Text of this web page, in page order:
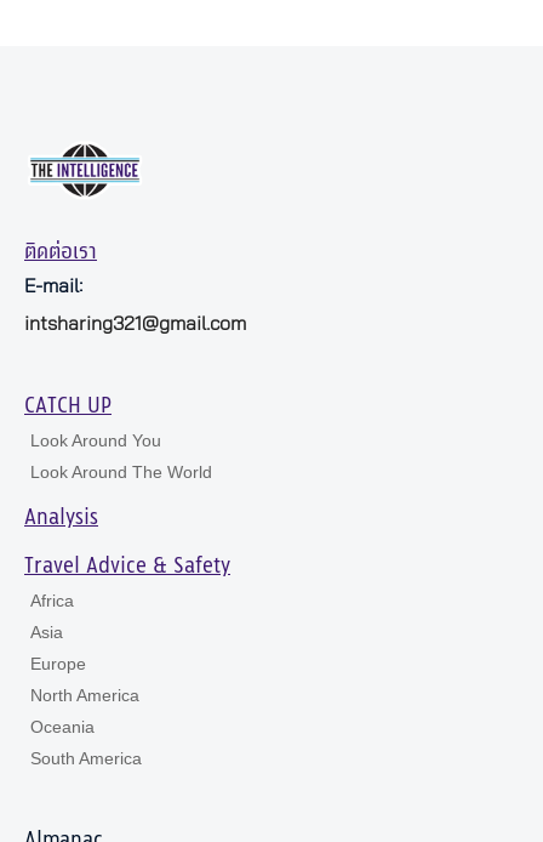
ติดต่อเรา
E-mail:
intsharing321@gmail.com
CATCH UP
Look Around You
Look Around The World
Analysis
Travel Advice & Safety
Africa
Asia
Europe
North America
Oceania
South America